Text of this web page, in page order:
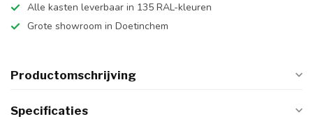
Alle kasten leverbaar in 135 RAL-kleuren
Grote showroom in Doetinchem
Productomschrijving
Specificaties